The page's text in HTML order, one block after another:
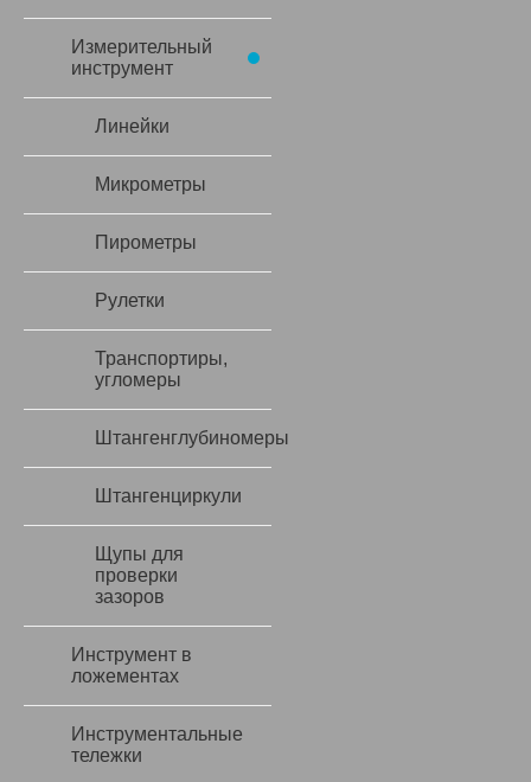
Измерительный
инструмент
Линейки
Микрометры
Пирометры
Рулетки
Транспортиры,
угломеры
Штангенглубиномеры
Штангенциркули
Щупы для
проверки
зазоров
Инструмент в
ложементах
Инструментальные
тележки